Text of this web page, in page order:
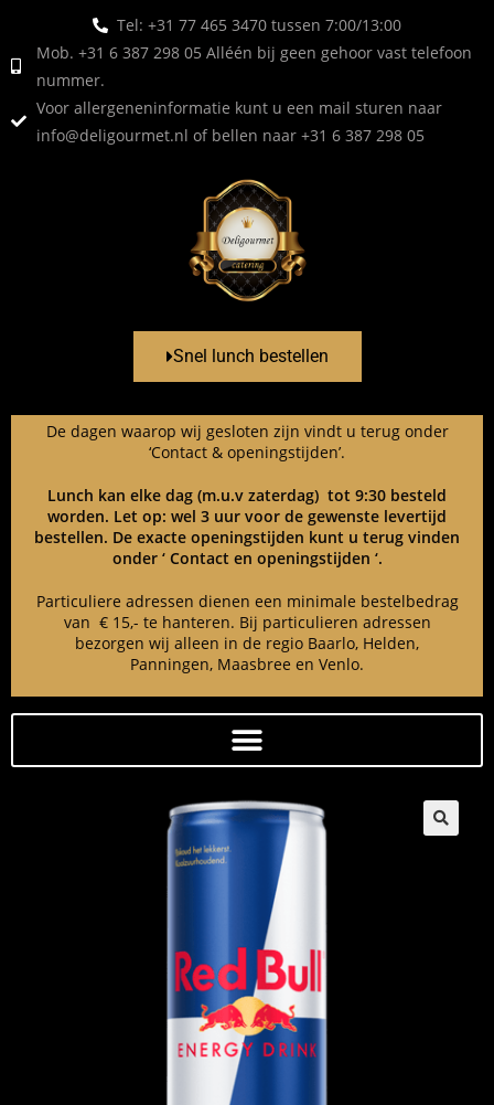
Tel: +31 77 465 3470 tussen 7:00/13:00
Mob. +31 6 387 298 05 Alléén bij geen gehoor vast telefoon
nummer.
Voor allergeneninformatie kunt u een mail sturen naar
info@deligourmet.nl of bellen naar +31 6 387 298 05
Snel lunch bestellen
De dagen waarop wij gesloten zijn vindt u terug onder
‘Contact & openingstijden’.
Lunch kan elke dag (m.u.v zaterdag) tot 9:30 besteld
worden. Let op: wel 3 uur voor de gewenste levertijd
bestellen. De exacte openingstijden kunt u terug vinden
onder ‘ Contact en openingstijden ‘.
Particuliere adressen dienen een minimale bestelbedrag
van € 15,- te hanteren. Bij particulieren adressen
bezorgen wij alleen in de regio Baarlo, Helden,
Panningen, Maasbree en Venlo.